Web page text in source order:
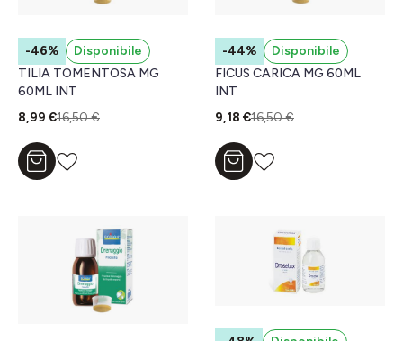
-46%
Disponibile
TILIA TOMENTOSA MG
60ML INT
8,99 €16,50 €
Aggiungi al carrello
-44%
Disponibile
FICUS CARICA MG 60ML
INT
9,18 €16,50 €
Aggiungi al carrello